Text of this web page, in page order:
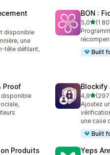
disponible
une
tête défilant,
BON :
5,0 (1
1808 avis
Built
Proof
disponible
Blockify
4,9
297 avis
Ajoutez
une case
Built
Produits
Yeps